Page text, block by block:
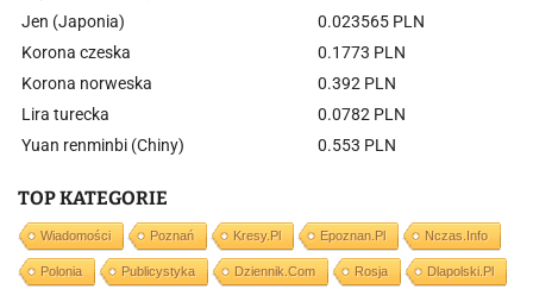
Jen (Japonia)
0.023565 PLN
Korona czeska
0.1773 PLN
Korona norweska
0.392 PLN
Lira turecka
0.0782 PLN
Yuan renminbi (Chiny)
0.553 PLN
TOP KATEGORIE
Wiadomości Poznań Kresy.pl Epoznan.pl Nczas.info
Polonia Publicystyka Dziennik.com Rosja Dlapolski.pl